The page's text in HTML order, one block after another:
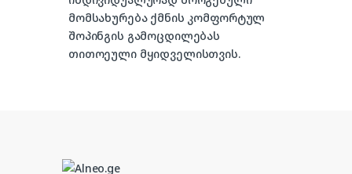
მომსახურება ქმნის კომფორტულ
შოპინგის გამოცდილებას
თითოეული მყიდველისთვის.